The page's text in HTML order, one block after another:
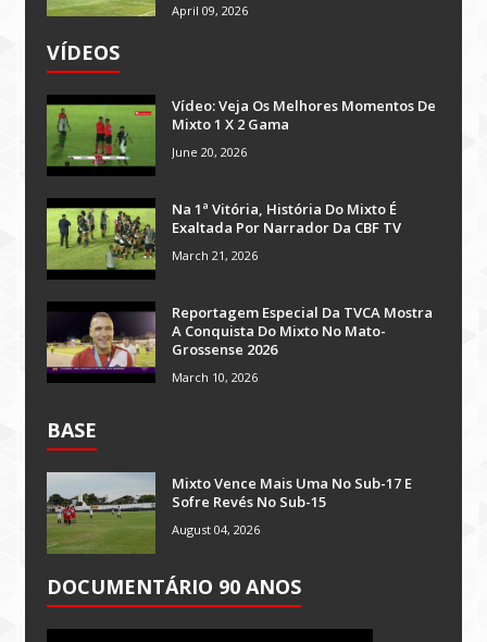
April 09, 2026
VÍDEOS
Vídeo: Veja Os Melhores Momentos De
Mixto 1 X 2 Gama
June 20, 2026
Na 1ª Vitória, História Do Mixto É
Exaltada Por Narrador Da CBF TV
March 21, 2026
Reportagem Especial Da TVCA Mostra
A Conquista Do Mixto No Mato-
Grossense 2026
March 10, 2026
BASE
Mixto Vence Mais Uma No Sub-17 E
Sofre Revés No Sub-15
August 04, 2026
DOCUMENTÁRIO 90 ANOS